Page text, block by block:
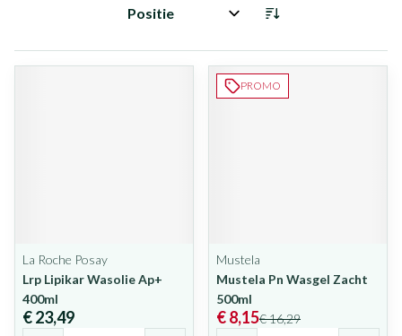
Sorteer op:
La Roche Posay
Lrp Lipikar Wasolie Ap+
400ml
€ 23,49
PROMO
Mustela
Mustela Pn Wasgel Zacht
500ml
€ 16,29
€ 8,15